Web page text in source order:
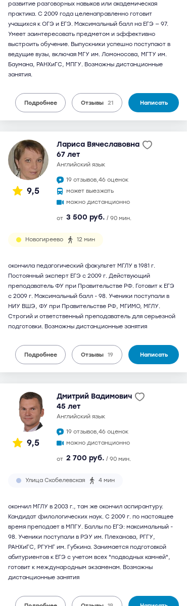
развитие разговорных навыков или академическая
практика. С 2009 года целенаправленно готовит
учащихся к ОГЭ и ЕГЭ. Максимальный балл на ЕГЭ — 97.
Умеет заинтересовать предметом и эффективно
выстроить обучение. Выпускники успешно поступают в
ведущие вузы, включая МГУ им. Ломоносова, МГТУ им.
Баумана, РАНХиГС, МПГУ. Возможны дистанционные
занятия.
Подробнее Отзывы 21 Написать
9,5
Лариса Вячеславовна
67 лет
английский язык
19 отзывов,46 оценок
может выезжать
можно дистанционно
от 3 500 руб. / 90 мин.
Новогиреево 12 мин
окончила педагогический факультет МГЛУ в 1981 г.
Постоянный эксперт ЕГЭ с 2009 г. Действующий
преподаватель ФУ при Правительстве РФ. Готовит к ЕГЭ
с 2009 г. Максимальный балл - 98. Ученики поступали в
НИУ ВШЭ, ФУ при Правительстве РФ, МГИМО, МГЛУ.
Строгий и ответственный преподаватель для серьезной
подготовки. Возможны дистанционные занятия
Подробнее Отзывы 19 Написать
9,5
Дмитрий Вадимович
45 лет
английский язык
19 отзывов,46 оценок
можно дистанционно
от 2 700 руб. / 90 мин.
Улица Скобелевская 4 мин
окончил МГЛУ в 2003 г., там же окончил аспирантуру.
Кандидат филологических наук. С 2009 г. по настоящее
время преподает в МПГУ. Баллы по ЕГЭ: максимальный -
98. Ученики поступали в РЭУ им. Плеханова, РГГУ,
РАНХиГС, РГУНГ им. Губкина. Занимается подготовкой
абитуриентов к ЕГЭ с учетом всех "подводных камней",
готовит к международным экзаменам. Возможны
дистанционные занятия